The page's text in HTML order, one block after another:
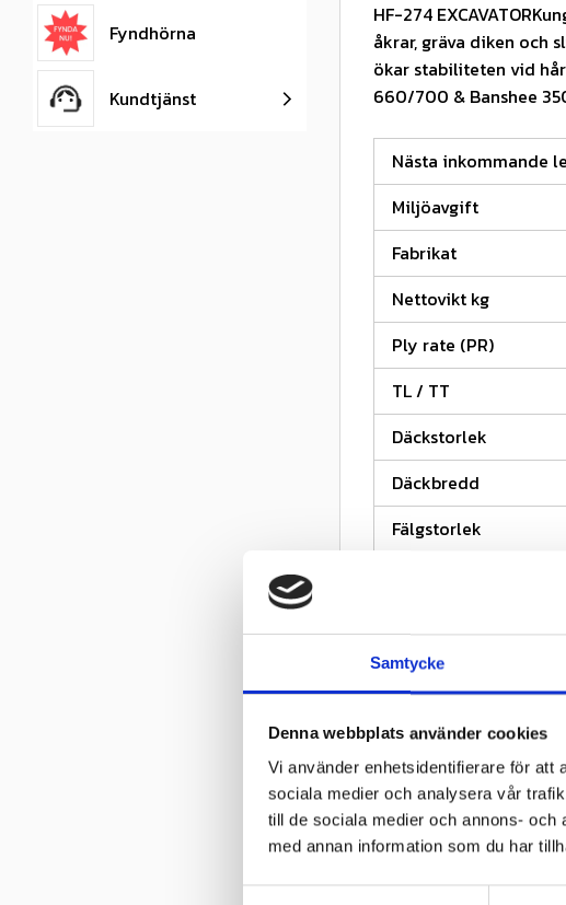
Samtycke
Denna webbplats använder cookies
Vi använder enhetsidentifierare för att
sociala medier och analysera vår
till de sociala medier och annons-
med annan information som du har
HF-274
åkrar, gräva diken och
ökar stabiliteten vid
660/700 & Banshee
Nästa inkommande
Miljöavgift
Fabrikat
Nettovikt kg
Ply rate (PR)
TL / TT
Däckstorlek
Däckbredd
Fälgstorlek
Köp minst 4 däck, få 10%
Fyndhörna
Kundtjänst